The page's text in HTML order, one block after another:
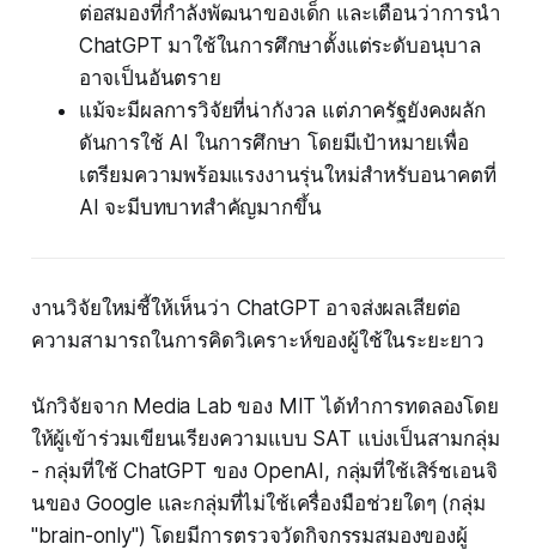
ต่อสมองที่กำลังพัฒนาของเด็ก และเตือนว่าการนำ
ChatGPT มาใช้ในการศึกษาตั้งแต่ระดับอนุบาล
อาจเป็นอันตราย
แม้จะมีผลการวิจัยที่น่ากังวล แต่ภาครัฐยังคงผลัก
ดันการใช้ AI ในการศึกษา โดยมีเป้าหมายเพื่อ
เตรียมความพร้อมแรงงานรุ่นใหม่สำหรับอนาคตที่
AI จะมีบทบาทสำคัญมากขึ้น
งานวิจัยใหม่ชี้ให้เห็นว่า ChatGPT อาจส่งผลเสียต่อ
ความสามารถในการคิดวิเคราะห์ของผู้ใช้ในระยะยาว
นักวิจัยจาก Media Lab ของ MIT ได้ทำการทดลองโดย
ให้ผู้เข้าร่วมเขียนเรียงความแบบ SAT แบ่งเป็นสามกลุ่ม
- กลุ่มที่ใช้ ChatGPT ของ OpenAI, กลุ่มที่ใช้เสิร์ชเอนจิ
นของ Google และกลุ่มที่ไม่ใช้เครื่องมือช่วยใดๆ (กลุ่ม
"brain-only") โดยมีการตรวจวัดกิจกรรมสมองของผู้